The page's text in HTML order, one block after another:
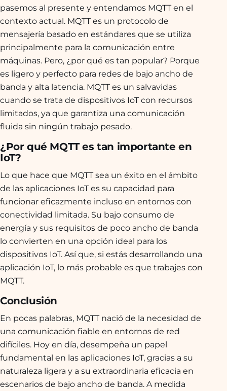
pasemos al presente y entendamos MQTT en el
contexto actual. MQTT es un protocolo de
mensajería basado en estándares que se utiliza
principalmente para la comunicación entre
máquinas. Pero, ¿por qué es tan popular? Porque
es ligero y perfecto para redes de bajo ancho de
banda y alta latencia. MQTT es un salvavidas
cuando se trata de dispositivos IoT con recursos
limitados, ya que garantiza una comunicación
fluida sin ningún trabajo pesado.
¿Por qué MQTT es tan importante en
IoT?
Lo que hace que MQTT sea un éxito en el ámbito
de las aplicaciones IoT es su capacidad para
funcionar eficazmente incluso en entornos con
conectividad limitada. Su bajo consumo de
energía y sus requisitos de poco ancho de banda
lo convierten en una opción ideal para los
dispositivos IoT. Así que, si estás desarrollando una
aplicación IoT, lo más probable es que trabajes con
MQTT.
Conclusión
En pocas palabras, MQTT nació de la necesidad de
una comunicación fiable en entornos de red
difíciles. Hoy en día, desempeña un papel
fundamental en las aplicaciones IoT, gracias a su
naturaleza ligera y a su extraordinaria eficacia en
escenarios de bajo ancho de banda. A medida